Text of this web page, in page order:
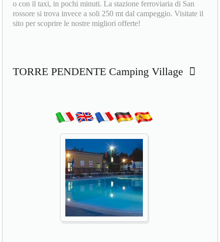
o con il taxi, in pochi minuti. La stazione ferroviaria di San
rossore si trova invece a soli 250 mt dal campeggio. Visitate il
sito per scoprire le nostre migliori offerte!
TORRE PENDENTE Camping Village